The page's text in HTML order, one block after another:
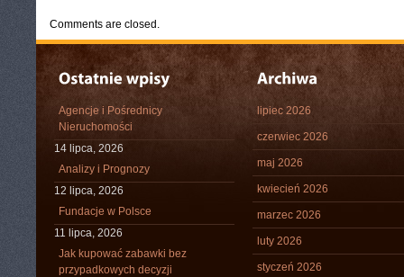
Comments are closed.
Agencje i Pośrednicy
Nieruchomości
14 lipca, 2026
Analizy i Prognozy
12 lipca, 2026
Fundacje w Polsce
11 lipca, 2026
Jak kupować zabawki bez
przypadkowych decyzji
lipiec 2026
czerwiec 2026
maj 2026
kwiecień 2026
marzec 2026
luty 2026
styczeń 2026